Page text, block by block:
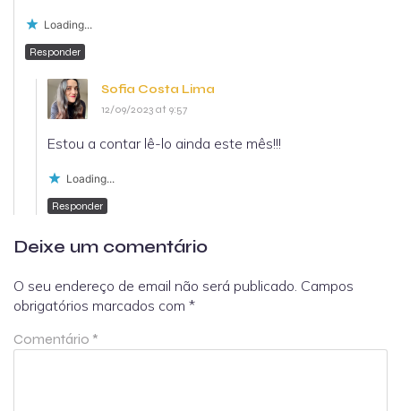
Loading...
Responder
Sofia Costa Lima
12/09/2023 at 9:57
Estou a contar lê-lo ainda este mês!!!
Loading...
Responder
Deixe um comentário
O seu endereço de email não será publicado. Campos
obrigatórios marcados com *
Comentário *